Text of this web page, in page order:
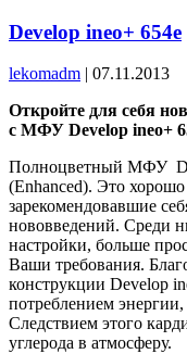
Develop ineo+ 654e
lekomadm | 07.11.2013
Откройте для себя
с МФУ Develop ineo+
Полноцветный МФУ
(Enhanced). Это
зарекомендовавшие
нововведений. Среди
настройки, больше
Ваши требования.
конструкции Develop
потреблением
Следствием этого
углерода в атмосферу.